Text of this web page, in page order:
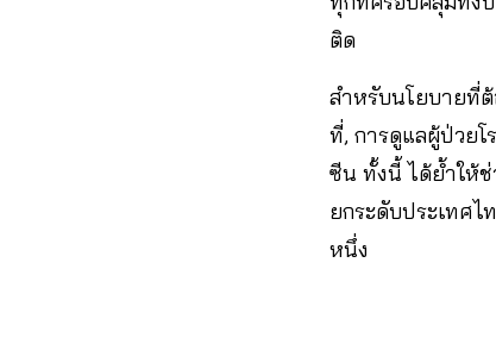
ติด
สำหรับนโยบายที่
ที่, การดูแลผู้ป่วยโ
ซีน ทั้งนี้ ได้ย้ำให้ช่
ยกระดับประเทศไ
หนึ่ง